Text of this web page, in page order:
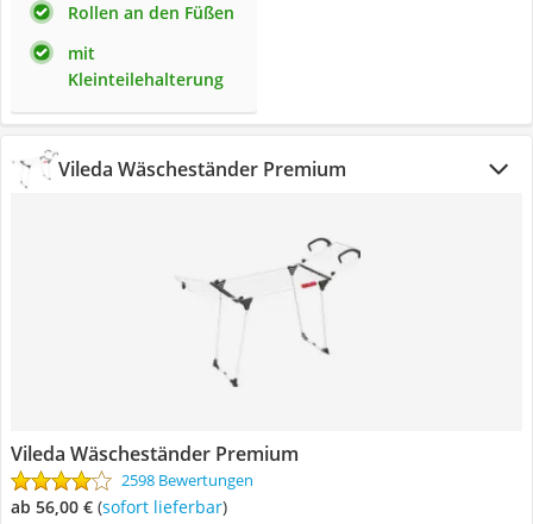
Rollen an den Füßen
mit
Kleinteilehalterung
Vileda Wäscheständer Premium
Vileda Wäscheständer Premium
2598 Bewertungen
ab 56,00 € ( Sofort lieferbar)